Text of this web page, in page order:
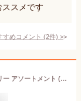
ススメです
すめコメント (2件) >
内祝い 詰め合わせ ゴディバ GODIVA パティスリー アソートメント (7個入) / お菓子 焼菓子 詰合せ ギフトセット 結婚祝い 出産内祝い 写真入り メッセージカード お歳暮 誕生日 洋菓子 ブランド スイーツ 個包装 手土産 YKJ